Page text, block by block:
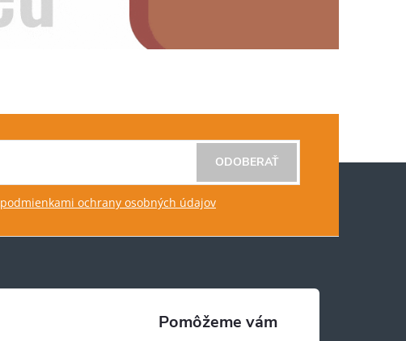
podmienkami ochrany osobných údajov
ODOBERAŤ